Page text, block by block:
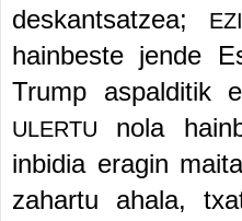
deskantsatzea;
hainbeste jende
Trump aspalditik
ULERTU nola
inbidia eragin
zahartu ahala,